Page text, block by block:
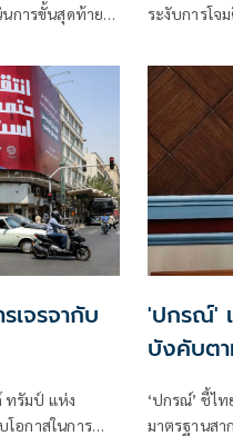
การขั้นสุดท้าย
หตุการณ์ด้าน
งคงมีอยู่สำหรับ
ระงับการโ
ของบริษัทแล
เจรจากับ
ทรัมป์ แห่ง
โอกาสในการ
'ปกรณ์'
บังคับต
ไทยต้อ
หวังพึ่ง
‘ปกรณ์’ ชี้ไ
มาตรฐานสา